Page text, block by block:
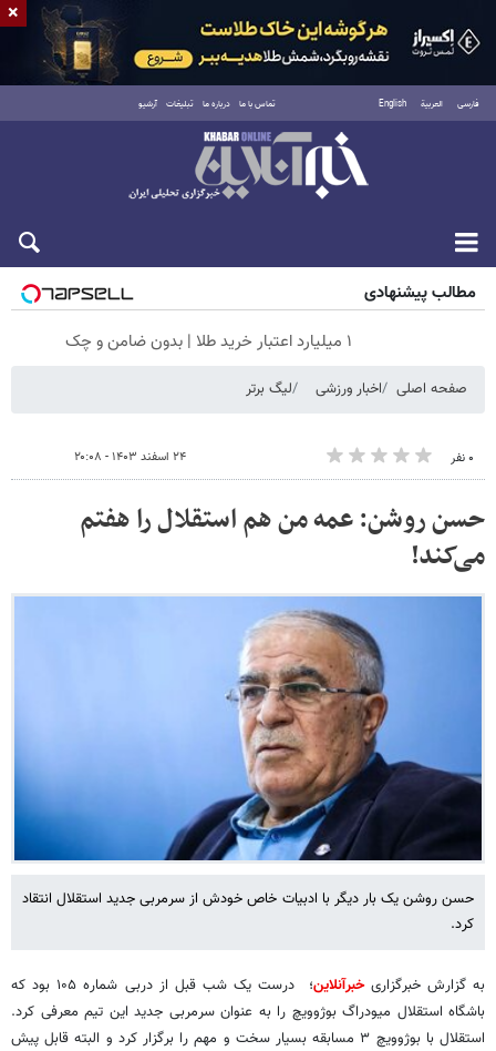
فارسی العربية English تماس با ما درباره ما تبلیغات آرشیو
پنجشنبه ۱۵ مرداد ۱۴۰۵
مطالب پیشنهادی
۱ میلیارد اعتبار خرید طلا | بدون ضامن و چک
صفحه اصلی اخبار ورزشی لیگ برتر
۰ نفر ۲۴ اسفند ۱۴۰۳ - ۲۰:۰۸
حسن روشن: عمه من هم استقلال را هفتم
می‌کند!
حسن روشن یک بار دیگر با ادبیات خاص خودش از سرمربی جدید استقلال انتقاد
کرد.
به گزارش خبرگزاریخبرآنلاین
؛ درست یک شب قبل از دربی شماره ۱۰۵ بود که
باشگاه استقلال میودراگ بوژوویچ را به عنوان سرمربی جدید این تیم معرفی کرد.
استقلال با بوژوویچ ۳ مسابقه بسیار سخت و مهم را برگزار کرد و البته قابل پیش
×